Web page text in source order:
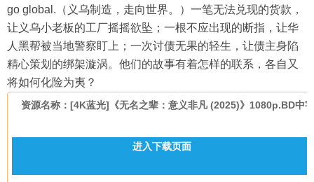
go global.（义乌制造，走向世界。）一笔无法兑现的货款，
让义乌小老板的工厂摇摇欲坠；一根不应出现的断指，让华
人黑帮被当地警察盯上；一次讨债无果的轻生，让债主身陷
精心策划的绑架漩涡。他们的故事有着怎样的联系，各自又
将如何化险为夷？
资源名称：[4K蓝光]《无名之辈：意义非凡 (2025)》1080p.BD中字
进入下载页面